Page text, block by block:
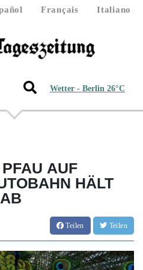
Français
Italiano
Wetter - Berlin 26°C
AUF
HÄLT
Teilen Teilen